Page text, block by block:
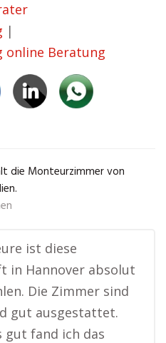
|
online Beratung
die Monteurzimmer von
ist diese
in Hannover absolut
Die Zimmer sind
gut ausgestattet.
gut fand ich das